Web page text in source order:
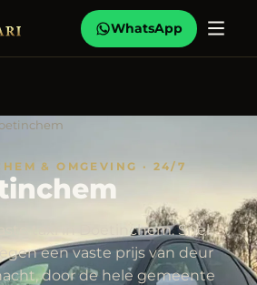
WhatsApp
& OMGEVING · 24/7
taxi in Doetinchem. Snel,
een vaste prijs van deur
door de hele gemeente